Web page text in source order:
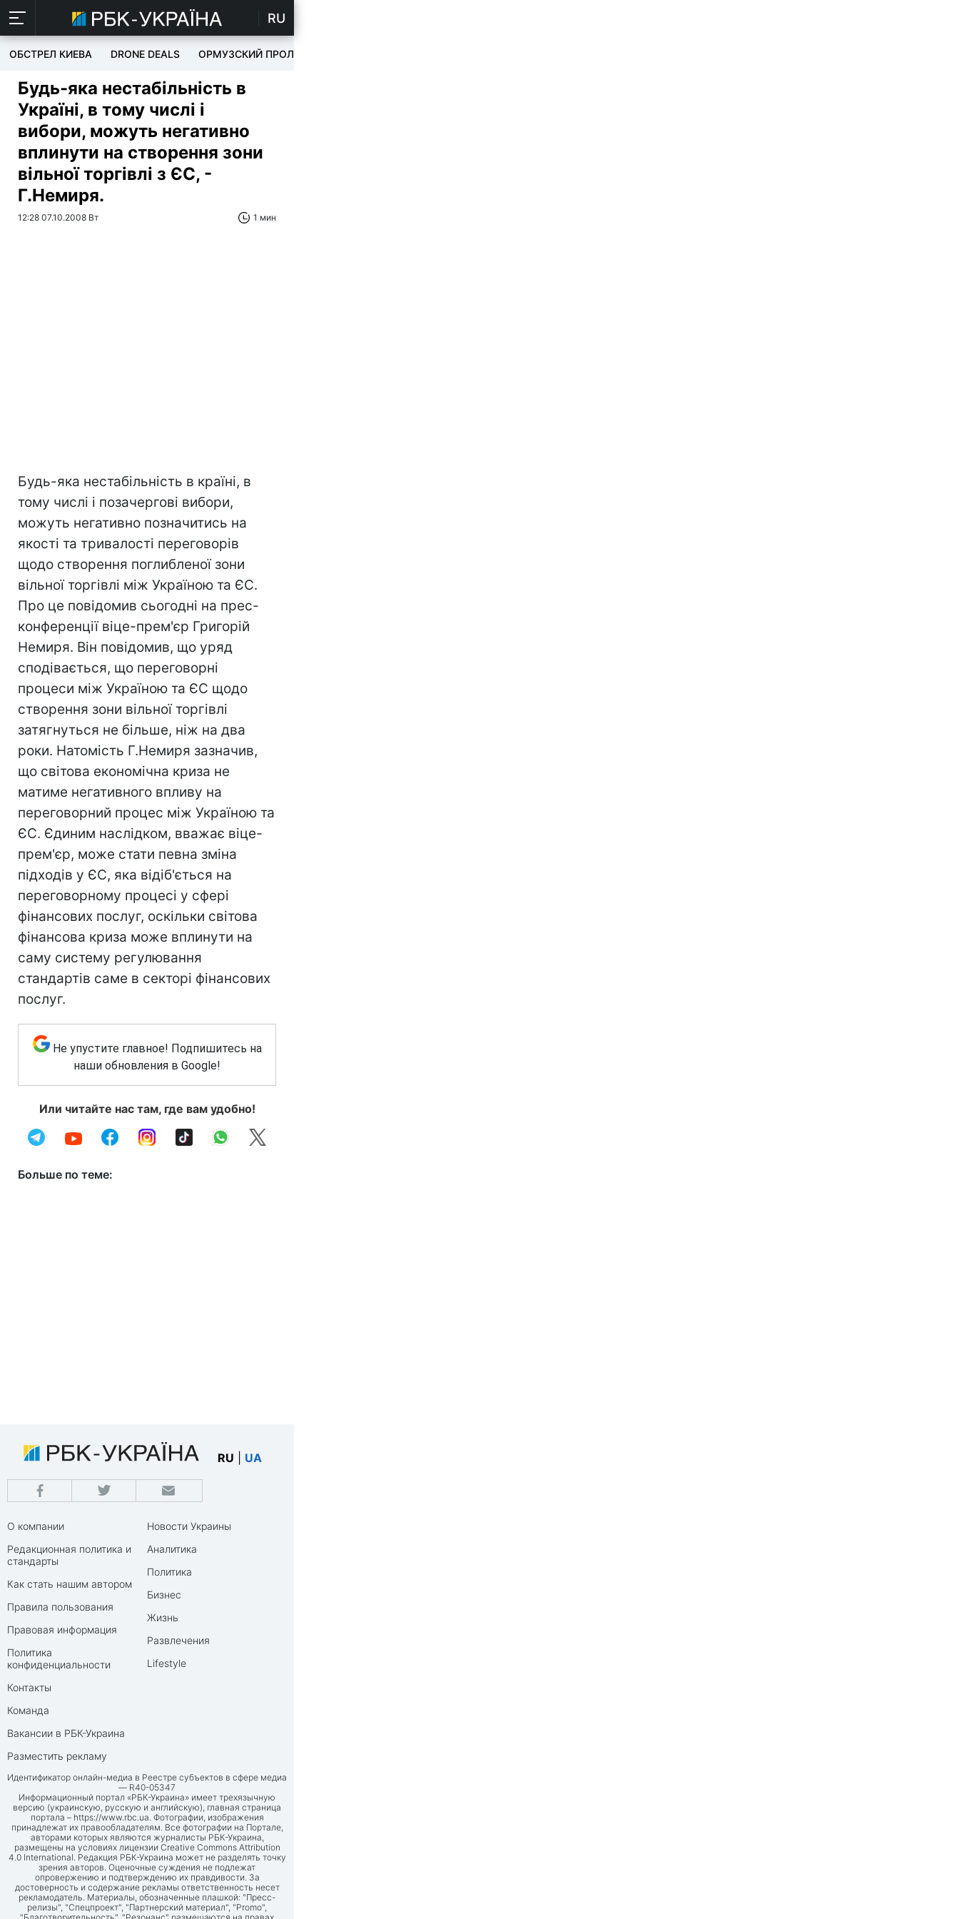
RU
ОБСТРЕЛ КИЕВА DRONE DEALS ОРМУЗСКИЙ ПРОЛИВ
Будь-яка нестабільність в
Україні, в тому числі і
вибори, можуть негативно
вплинути на створення зони
вільної торгівлі з ЄС, -
Г.Немиря.
12:28 07.10.2008 Вт 1 мин
Будь-яка нестабільність в країні, в
тому числі і позачергові вибори,
можуть негативно позначитись на
якості та тривалості переговорів
щодо створення поглибленої зони
вільної торгівлі між Україною та ЄС.
Про це повідомив сьогодні на прес-
конференції віце-прем'єр Григорій
Немиря. Він повідомив, що уряд
сподівається, що переговорні
процеси між Україною та ЄС щодо
створення зони вільної торгівлі
затягнуться не більше, ніж на два
роки. Натомість Г.Немиря зазначив,
що світова економічна криза не
матиме негативного впливу на
переговорний процес між Україною та
ЄС. Єдиним наслідком, вважає віце-
прем'єр, може стати певна зміна
підходів у ЄС, яка відіб'ється на
переговорному процесі у сфері
фінансових послуг, оскільки світова
фінансова криза може вплинути на
саму систему регулювання
стандартів саме в секторі фінансових
послуг.
Не упустите главное! Подпишитесь на
наши обновления в Google!
Или читайте нас там, где вам удобно!
Больше по теме:
RU UA
О компании
Редакционная политика и
стандарты
Как стать нашим автором
Правила пользования
Правовая информация
Политика
конфиденциальности
Контакты
Команда
Вакансии в РБК-Украина
Разместить рекламу
Новости Украины
Аналитика
Политика
Бизнес
Жизнь
Развлечения
Lifestyle
Идентификатор онлайн-медиа в Реестре субъектов в сфере медиа
— R40-05347
Информационный портал «РБК-Украина» имеет трехязычную
версию (украинскую, русскую и английскую), главная страница
портала – https://www.rbc.ua. Фотографии, изображения
принадлежат их правообладателям. Все фотографии на Портале,
авторами которых являются журналисты РБК-Украина,
размещены на условиях лицензии Creative Commons Attribution
4.0 International. Редакция РБК-Украина может не разделять точку
зрения авторов. Оценочные суждения не подлежат
опровержению и подтверждению их правдивости. За
достоверность и содержание рекламы ответственность несет
рекламодатель. Материалы, обозначенные плашкой: "Пресс-
релизы", "Спецпроект", "Партнерский материал", "Promo",